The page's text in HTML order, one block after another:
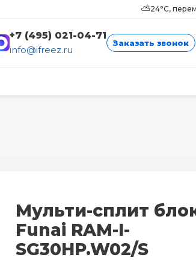
⛅24°C,
+7 (495) 021-04-71
info@ifreez.ru
Заказать звонок
Мульти-сплит
Funai RAM-I-
SG30HP.W02/S